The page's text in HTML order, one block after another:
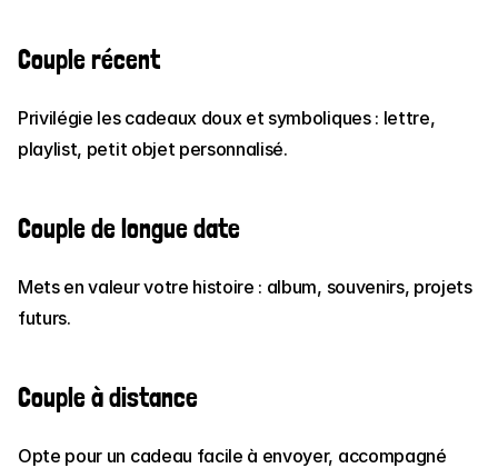
Couple récent
Privilégie les cadeaux doux et symboliques : lettre,
playlist, petit objet personnalisé.
Couple de longue date
Mets en valeur votre histoire : album, souvenirs, projets
futurs.
Couple à distance
Opte pour un cadeau facile à envoyer, accompagné